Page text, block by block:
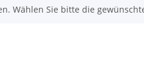
Wählen Sie bitte die